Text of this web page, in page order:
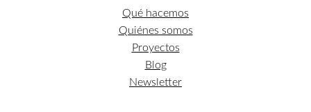
Qué hacemos
Quiénes somos
Proyectos
Blog
Newsletter